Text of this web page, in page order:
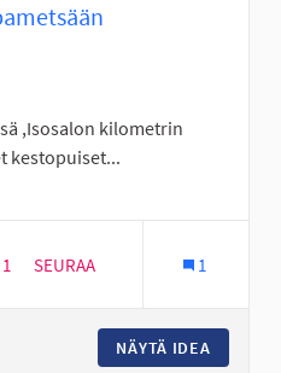
,Isosalon kilometrin
kestopuiset...
Itäinen Seinäjoki
1 1 SEURAAJA
SEURAA 1
NÄYTÄ IDEA